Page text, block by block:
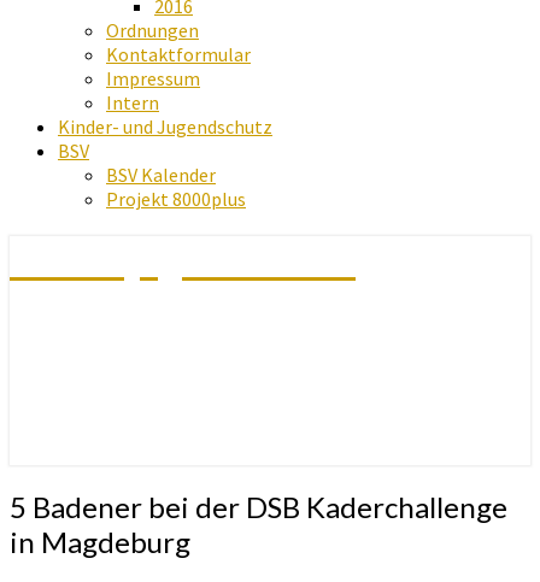
2016
Ordnungen
Kontaktformular
Impressum
Intern
Kinder- und Jugendschutz
BSV
BSV Kalender
Projekt 8000plus
5
Badener
bei
5 Badener bei der DSB Kaderchallenge
in Magdeburg